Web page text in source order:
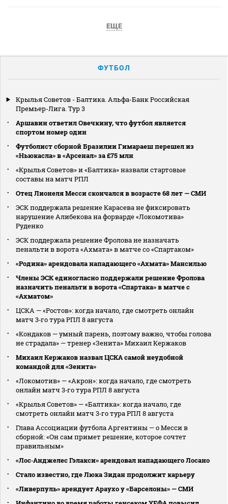
ЕЩЕ
ФУТБОЛ
Крылья Советов - Балтика. Альфа-Банк Российская
Премьер-Лига. Тур 3
Аршавин ответил Овечкину, что футбол является
спортом номер один
Футболист сборной Бразилии Гимараеш перешел из
«Ньюкасла» в «Арсенал» за £75 млн
«Крылья Советов» и «Балтика» назвали стартовые
составы на матч РПЛ
Отец Лионеля Месси скончался в возрасте 68 лет — СМИ
ЭСК поддержала решение Карасева не фиксировать
нарушение Алибекова на форварде «Локомотива»
Руденко
ЭСК поддержала решение Фролова не назначать
пенальти в ворота «Ахмата» в матче со «Спартаком»
«Родина» арендовала нападающего «Ахмата» Мансилью
Члены ЭСК единогласно поддержали решение Фролова
назначить пенальти в ворота «Спартака» в матче с
«Ахматом»
ЦСКА — «Ростов»: когда начало, где смотреть онлайн
матч 3‑го тура РПЛ 8 августа
«Кондаков — умный парень, поэтому важно, чтобы голова
не страдала» — тренер «Зенита» Михаил Кержаков
Михаил Кержаков назвал ЦСКА самой неудобной
командой для «Зенита»
«Локомотив» — «Акрон»: когда начало, где смотреть
онлайн матч 3‑го тура РПЛ 8 августа
«Крылья Советов» — «Балтика»: когда начало, где
смотреть онлайн матч 3‑го тура РПЛ 8 августа
Глава Ассоциации футбола Аргентины — о Месси в
сборной: «Он сам примет решение, которое сочтет
правильным»
«Лос‑Анджелес Гэлакси» арендовал нападающего Лосано
Стало известно, где Люка Зидан продолжит карьеру
«Ливерпуль» арендует Араухо у «Барселоны» — СМИ